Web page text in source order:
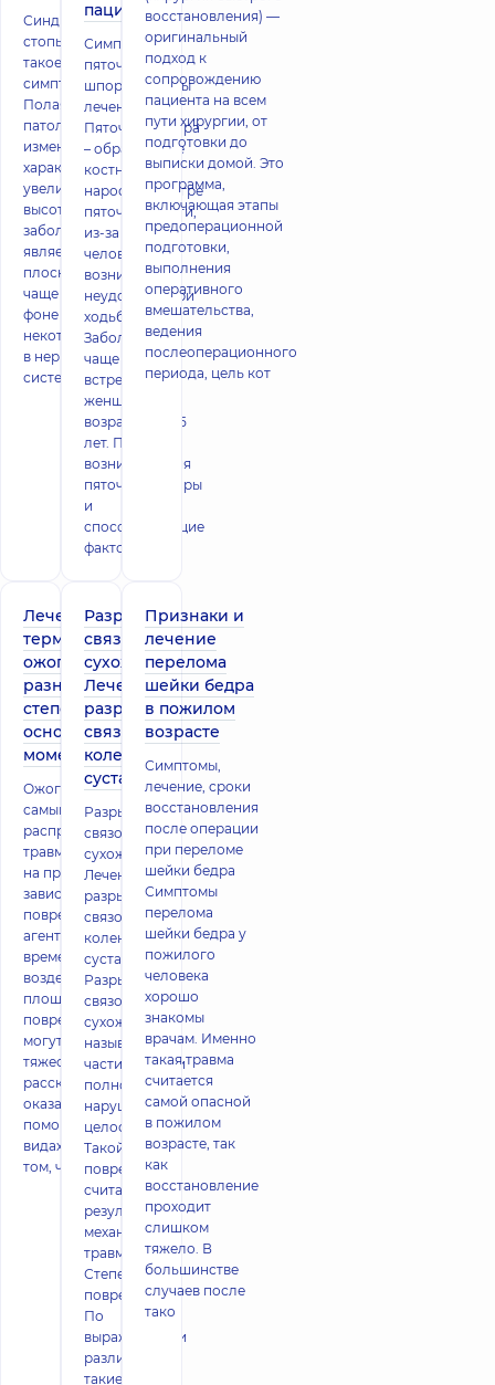
Синдром полой
стопы – что это
такое, причины,
симптомы и лечение
Полая стопа –
патологическое
изменение свода,
характеризующееся
увеличением его
высоты. Это
заболевание
является антиподом
плоскостопию,
чаще возникает на
фоне травм и
некоторых проблем
в нервно-мышечной
системе, и крайне
пациенту
Симптомы
пяточной
шпоры, методы
лечения
Пяточная шпора
– образование
костного
нароста на бугре
пяточной кости,
из-за чего у
человека
возникают
неудобства при
ходьбе.
Заболевание
чаще всего
встречается у
женщин в
возрасте до 45
лет. Причины
возникновения
пяточной шпоры
и
способствующие
фактор
восстановления) —
оригинальный
подход к
сопровождению
пациента на всем
пути хирургии, от
подготовки до
выписки домой. Это
программа,
включающая этапы
предоперационной
подготовки,
выполнения
оперативного
вмешательства,
ведения
послеоперационного
периода, цель кот
Лечение
термических
ожогов кожи
разных
степеней:
основные
моменты
Ожоги являются
самыми
распространенными
травмами в быту и
на производстве. В
зависимости от вида
повреждающего
агента, его объема,
времени
воздействия и
площади
повреждения ожоги
могут быть разной
тяжести. Статья
расскажет о методах
оказания первой
помощи при разных
видах ожогов и о
том, чего катего
Разрывы
связок,
сухожилий.
Лечение
разрыва
связок
коленного
сустава
Разрывы
связок,
сухожилий.
Лечение
разрыва
связок
коленного
сустава
Разрывами
связок и
сухожилий
называют
частичное или
полное
нарушение их
целостности.
Такой вид
повреждения
считается
результатом
механической
травмы.
Степени
повреждений
По
выраженности
различают
такие степени
Признаки и
лечение
перелома
шейки бедра
в пожилом
возрасте
Симптомы,
лечение, сроки
восстановления
после операции
при переломе
шейки бедра
Симптомы
перелома
шейки бедра у
пожилого
человека
хорошо
знакомы
врачам. Именно
такая травма
считается
самой опасной
в пожилом
возрасте, так
как
восстановление
проходит
слишком
тяжело. В
большинстве
случаев после
тако